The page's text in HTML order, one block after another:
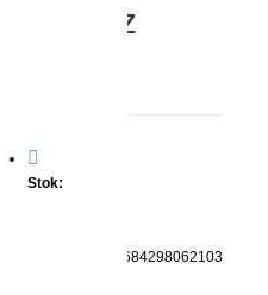
Düz
Stok:
8684298062103